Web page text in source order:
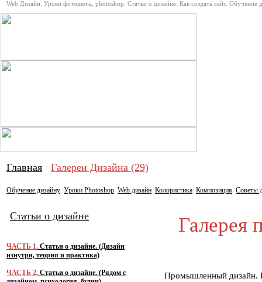
Web Дизайн. Уроки фотошопа, photoshop. Статьи о дизайне. Как создать сайт. Обучение
Главная Галереи Дизайна (29)
Обучение дизайну Уроки Photoshop Web дизайн Колористика Композиция Советы
Статьи о дизайне
ЧАСТЬ 1. Статьи о дизайне. (Дизайн
изнутри, теория и практика)
ЧАСТЬ 2. Статьи о дизайне. (Рядом с
Галерея
Промышленный дизайн.